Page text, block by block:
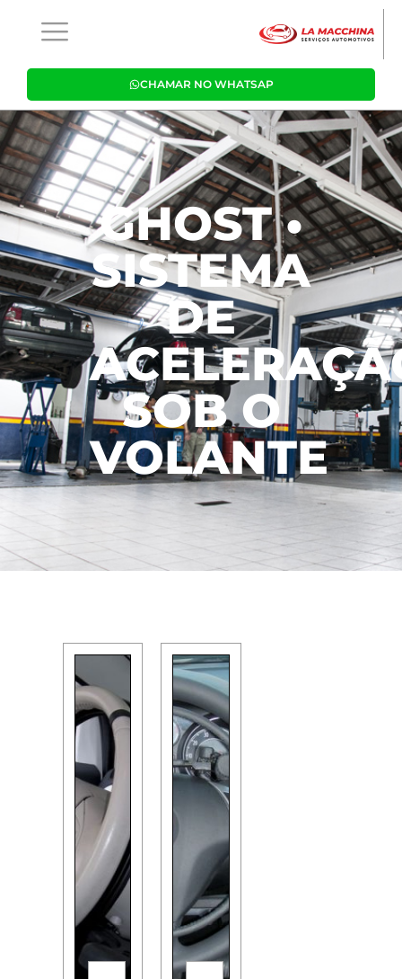
CHAMAR NO WHATSAP
GHOST •
SISTEMA
DE
SOB O
VOLANTE